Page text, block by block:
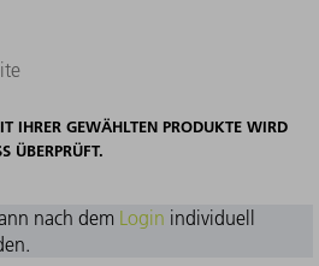
IHRER GEWÄHLTEN PRODUKTE WIRD
ÜBERPRÜFT.
nach dem Login individuell